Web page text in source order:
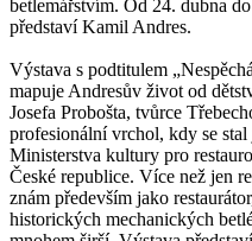
betlemářstvím. Od 24. dubna
představí Kamil Andres.
Výstava s podtitulem
mapuje Andresův život od
Josefa Probošta, tvůrce
profesionální vrchol, kdy se
Ministerstva kultury pro
České republice. Více než jen
znám především jako
historických mechanických